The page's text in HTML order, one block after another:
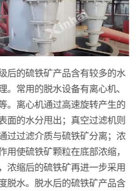
后的硫铁矿产品含有较多的水
。常用的脱水设备有离心机、
。离心机通过高速旋转产生的
面的水分甩出；真空过滤机则
过过滤介质与硫铁矿分离；浓
用使硫铁矿颗粒在底部浓缩，
浓缩后的硫铁矿再进一步采用
脱水。脱水后的硫铁矿产品含